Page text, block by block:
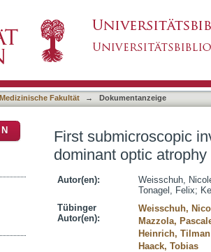
inversion of the OPA1
Fakultät → Dokumentanzeige
First submicroscopic
dominant optic
Autor(en): Weisschuh,
Tonagel, Felix;
Tübinger
Autor(en):
Weisschuh,
Mazzola,
Heinrich, Tilman
Haack, Tobias